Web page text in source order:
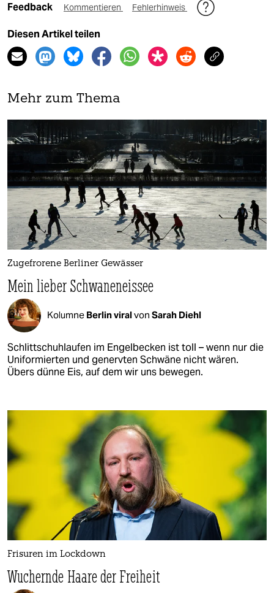
Feedback Kommentieren Fehlerhinweis
Diesen Artikel teilen
Mehr zum Thema
Zugefrorene Berliner Gewässer
Mein lieber Schwaneneissee
Kolumne Berlin viralvon Sarah Diehl
Schlittschuhlaufen im Engelbecken ist toll – wenn nur die
Uniformierten und genervten Schwäne nicht wären.
Übers dünne Eis, auf dem wir uns bewegen.
Frisuren im Lockdown
Wuchernde Haare der Freiheit